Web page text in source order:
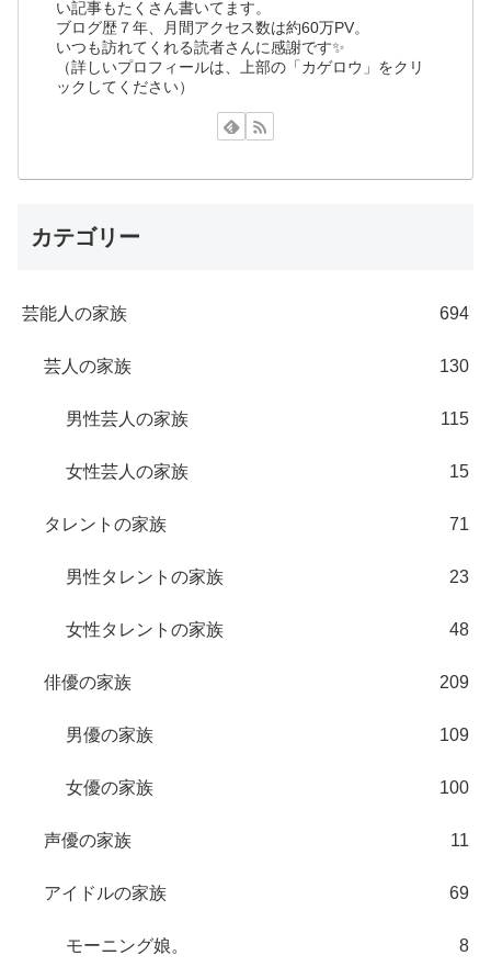
い記事もたくさん書いてます。
ブログ歴７年、月間アクセス数は約60万PV。
いつも訪れてくれる読者さんに感謝です✨
（詳しいプロフィールは、上部の「カゲロウ」をクリ
ックしてください）
カテゴリー
芸能人の家族 694
芸人の家族 130
男性芸人の家族 115
女性芸人の家族 15
タレントの家族 71
男性タレントの家族 23
女性タレントの家族 48
俳優の家族 209
男優の家族 109
女優の家族 100
声優の家族 11
アイドルの家族 69
モーニング娘。 8